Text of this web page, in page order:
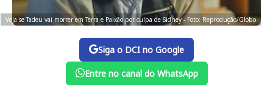
Veja se Tadeu vai morrer em Terra e Paixão por culpa de Sidney - Foto: Reprodução/Globo
Siga o DCI no Google
Entre no canal do WhatsApp